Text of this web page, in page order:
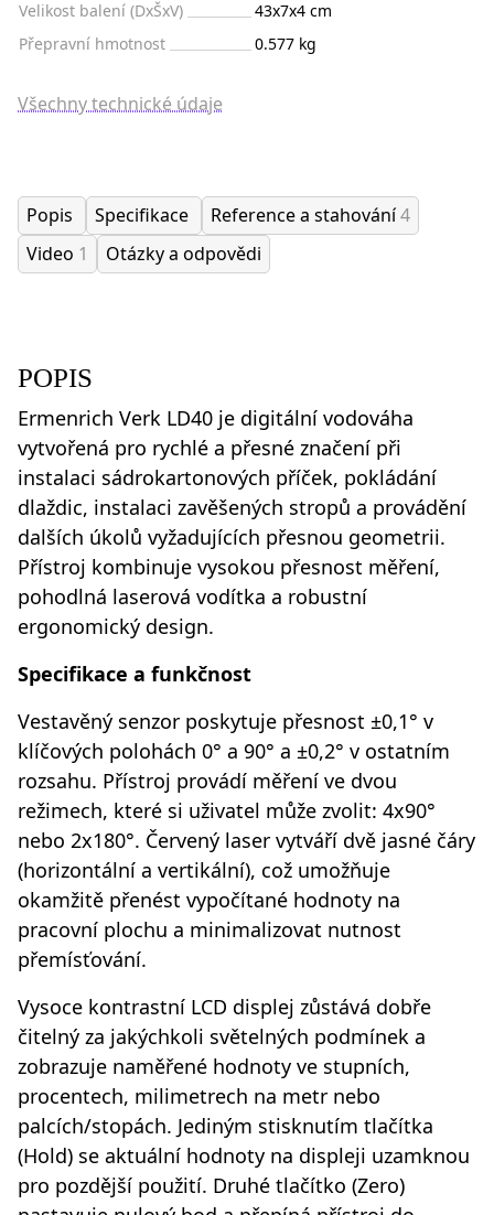
Velikost balení (DxŠxV)
43x7x4 cm
Přepravní hmotnost
0.577 kg
Všechny technické údaje
Popis Specifikace Reference a stahování4
Video 1 Otázky a odpovědi
POPIS
Ermenrich Verk LD40 je digitální vodováha
vytvořená pro rychlé a přesné značení při
instalaci sádrokartonových příček, pokládání
dlaždic, instalaci zavěšených stropů a provádění
dalších úkolů vyžadujících přesnou geometrii.
Přístroj kombinuje vysokou přesnost měření,
pohodlná laserová vodítka a robustní
ergonomický design.
Specifikace a funkčnost
Vestavěný senzor poskytuje přesnost ±0,1° v
klíčových polohách 0° a 90° a ±0,2° v ostatním
rozsahu. Přístroj provádí měření ve dvou
režimech, které si uživatel může zvolit: 4x90°
nebo 2x180°. Červený laser vytváří dvě jasné čáry
(horizontální a vertikální), což umožňuje
okamžitě přenést vypočítané hodnoty na
pracovní plochu a minimalizovat nutnost
přemísťování.
Vysoce kontrastní LCD displej zůstává dobře
čitelný za jakýchkoli světelných podmínek a
zobrazuje naměřené hodnoty ve stupních,
procentech, milimetrech na metr nebo
palcích/stopách. Jediným stisknutím tlačítka
(Hold) se aktuální hodnoty na displeji uzamknou
pro pozdější použití. Druhé tlačítko (Zero)